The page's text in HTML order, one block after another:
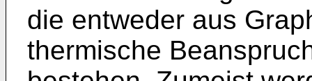
die entweder aus
thermische